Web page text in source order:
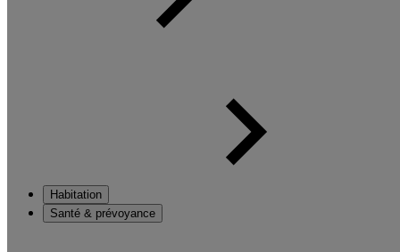
Habitation
Santé & prévoyance